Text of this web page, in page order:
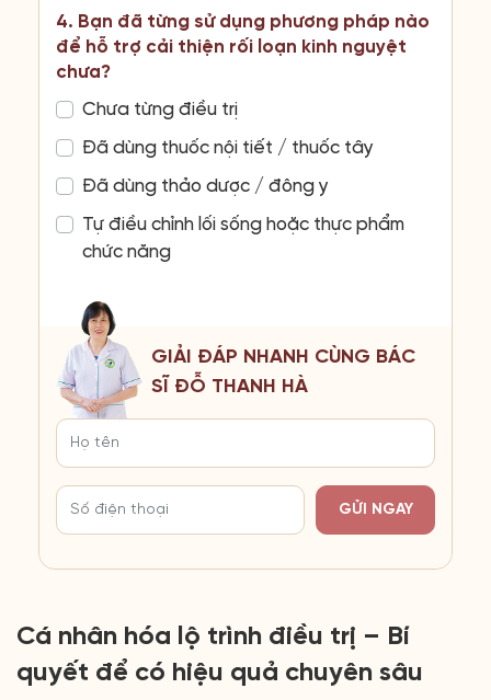
4. Bạn đã từng sử dụng phương pháp nào
để hỗ trợ cải thiện rối loạn kinh nguyệt
chưa?
Chưa từng điều trị
Đã dùng thuốc nội tiết / thuốc tây
Đã dùng thảo dược / đông y
Tự điều chỉnh lối sống hoặc thực phẩm
chức năng
GIẢI ĐÁP NHANH CÙNG BÁC
SĨ ĐỖ THANH HÀ
GỬI NGAY
Cá nhân hóa lộ trình điều trị – Bí
quyết để có hiệu quả chuyên sâu